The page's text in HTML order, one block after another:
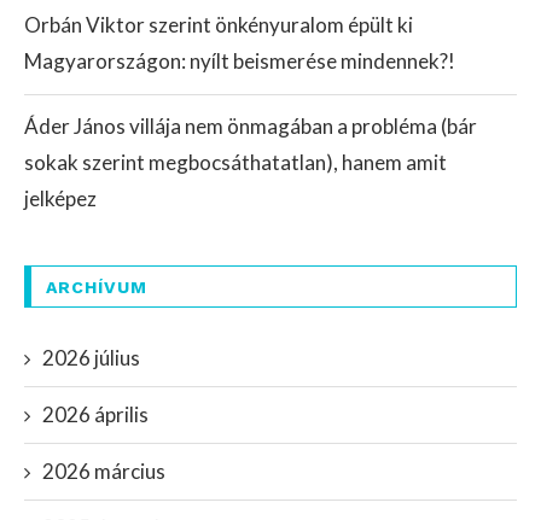
Orbán Viktor szerint önkényuralom épült ki
Magyarországon: nyílt beismerése mindennek?!
Áder János villája nem önmagában a probléma (bár
sokak szerint megbocsáthatatlan), hanem amit
jelképez
ARCHÍVUM
2026 július
2026 április
2026 március